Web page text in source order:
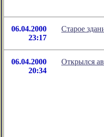
06.04.2000
23:17
Старое
06.04.2000
20:34
Открылся